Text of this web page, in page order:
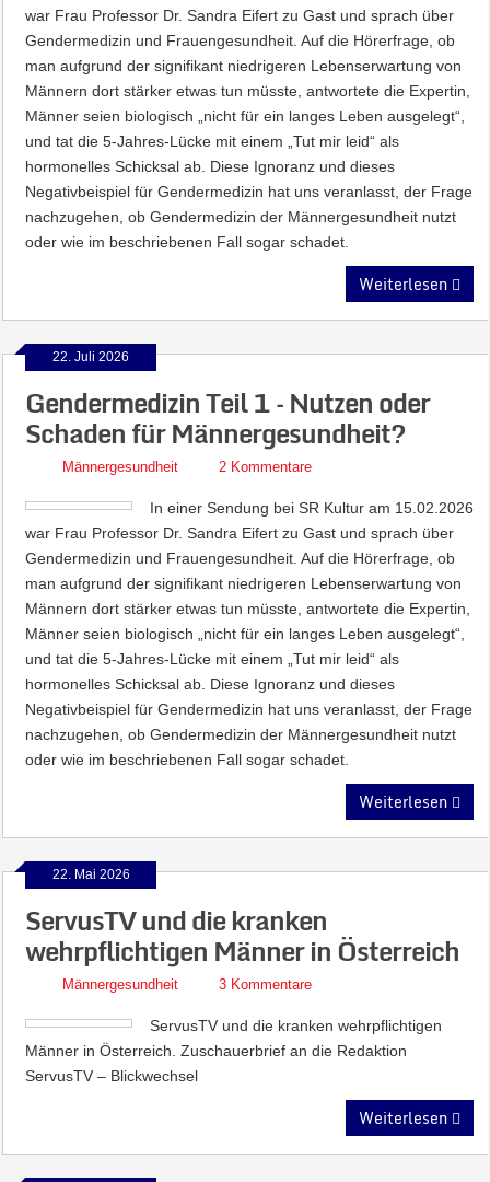
war Frau Professor Dr. Sandra Eifert zu Gast und sprach über
Gendermedizin und Frauengesundheit. Auf die Hörerfrage, ob
man aufgrund der signifikant niedrigeren Lebenserwartung von
Männern dort stärker etwas tun müsste, antwortete die Expertin,
Männer seien biologisch „nicht für ein langes Leben ausgelegt“,
und tat die 5-Jahres-Lücke mit einem „Tut mir leid“ als
hormonelles Schicksal ab. Diese Ignoranz und dieses
Negativbeispiel für Gendermedizin hat uns veranlasst, der Frage
nachzugehen, ob Gendermedizin der Männergesundheit nutzt
oder wie im beschriebenen Fall sogar schadet.
Weiterlesen
22. Juli 2026
Gendermedizin Teil 1 – Nutzen oder
Schaden für Männergesundheit?
Männergesundheit 2 Kommentare
In einer Sendung bei SR Kultur am 15.02.2026
war Frau Professor Dr. Sandra Eifert zu Gast und sprach über
Gendermedizin und Frauengesundheit. Auf die Hörerfrage, ob
man aufgrund der signifikant niedrigeren Lebenserwartung von
Männern dort stärker etwas tun müsste, antwortete die Expertin,
Männer seien biologisch „nicht für ein langes Leben ausgelegt“,
und tat die 5-Jahres-Lücke mit einem „Tut mir leid“ als
hormonelles Schicksal ab. Diese Ignoranz und dieses
Negativbeispiel für Gendermedizin hat uns veranlasst, der Frage
nachzugehen, ob Gendermedizin der Männergesundheit nutzt
oder wie im beschriebenen Fall sogar schadet.
Weiterlesen
22. Mai 2026
ServusTV und die kranken
wehrpflichtigen Männer in Österreich
Männergesundheit 3 Kommentare
ServusTV und die kranken wehrpflichtigen
Männer in Österreich. Zuschauerbrief an die Redaktion
ServusTV – Blickwechsel
Weiterlesen